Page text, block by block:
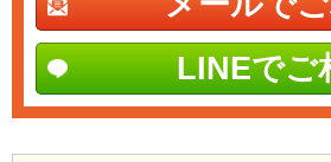
LINEでご